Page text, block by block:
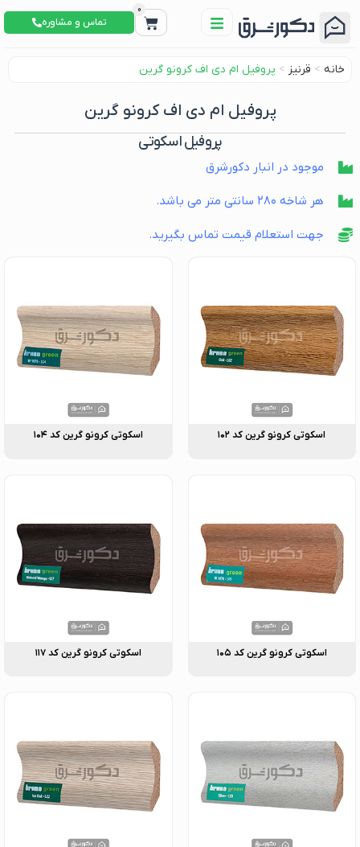
0
تماس و مشاوره
خانه > قرنیز > پروفیل ام دی اف کرونو گرین
پروفیل ام دی اف کرونو گرین
پروفیل اسکوتی
موجود در انبار دکورشرق
هر شاخه ۲۸۰ سانتی متر می باشد.
جهت استعلام قیمت تماس بگیرید.
اسکوتی کرونو گرین کد ۱۰۲ اسکوتی کرونو گرین کد ۱۰۴
اسکوتی کرونو گرین کد ۱۰۵ اسکوتی کرونو گرین کد ۱۱۷